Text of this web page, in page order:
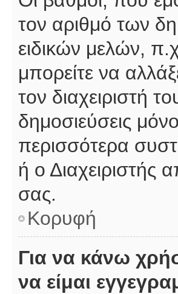
τον αριθμό των
ειδικών μελών,
μπορείτε να
τον διαχειριστή
δημοσιεύσεις
περισσότερα
ή ο Διαχειριστής
σας.
Κορυφή
Για να κάνω
να είμαι